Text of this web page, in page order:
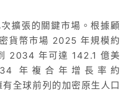
擴張的關鍵市場。根據顧
貨幣市場 2025 年規模約
2034 年可達 142.1 億美
年複合年增長率約
全球前列的加密原生人口